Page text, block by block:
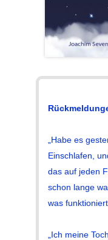
„Habe es
Einschlafen,
das auf jeden
schon lange
was
„Ich meine